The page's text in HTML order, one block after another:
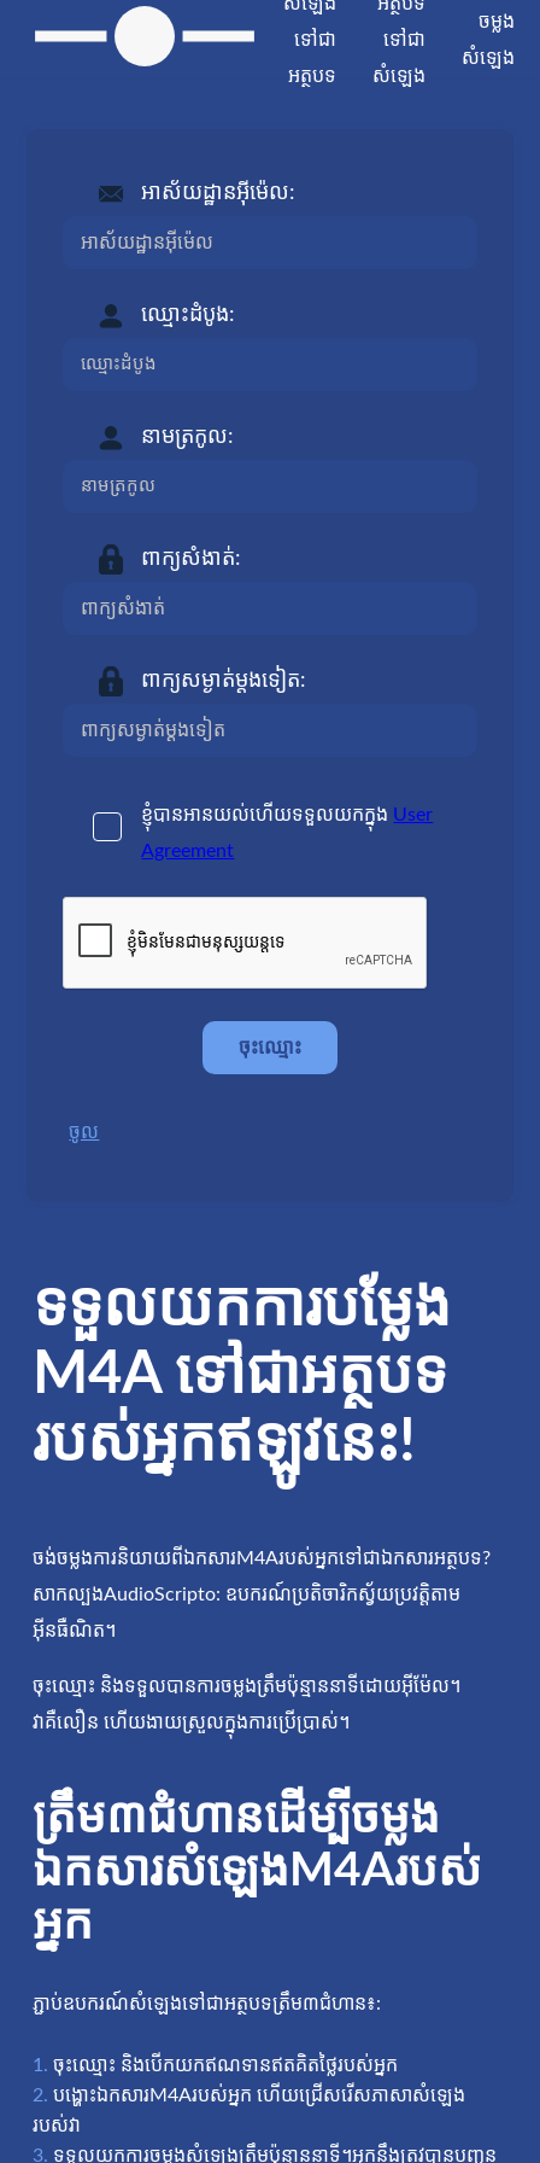
ទៅជា
អត្ថបទ
ទៅជា
សំឡេង
ចម្លង
សំឡេង
អាស័យដ្ឋានអ៊ីម៉េល:
ឈ្មោះដំបូង:
នាមត្រកូល:
ពាក្យសំងាត់:
ពាក្យសម្ងាត់ម្តងទៀត:
ខ្ញុំបានអានយល់ហើយទទួលយកក្នុង User
Agreement
ចូល
ទទួលយកការបម្លែង
M4A ទៅជាអត្ថបទ
របស់អ្នកឥឡូវនេះ!
ចង់ចម្លងការនិយាយពីឯកសារM4Aរបស់អ្នកទៅជាឯកសារអត្ថបទ?
សាកល្បងAudioScripto: ឧបករណ៍ប្រតិចារិកស្វ័យប្រវត្តិតាម
អ៊ីនធឺណិត។
ចុះឈ្មោះ និងទទួលបានការចម្លងត្រឹមប៉ុន្មាននាទីដោយអ៊ីម៉ែល។
វាគឺលឿន ហើយងាយស្រួលក្នុងការប្រើប្រាស់។
ត្រឹម៣ជំហានដើម្បីចម្លង
ឯកសារសំឡេងM4Aរបស់
អ្នក
ភ្ជាប់ឧបករណ៍សំឡេងទៅជាអត្ថបទត្រឹម៣ជំហាន៖:
ចុះឈ្មោះ និងបើកយកឥណទានឥតគិតថ្លៃរបស់អ្នក
បង្ហោះឯកសារM4Aរបស់អ្នក ហើយជ្រើសរើសភាសាសំឡេង
របស់វា
ទទួលយកការចម្លងសំឡេងត្រឹមប៉ុន្មាននាទី។អ្នកនឹងត្រូវបានបញ្ជូន